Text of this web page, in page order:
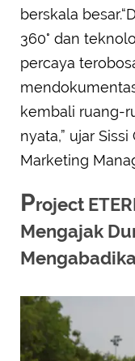
berskala
360° dan
percaya
kembali ruang-
nyata,” ujar
Marketing
Project
Mengajak